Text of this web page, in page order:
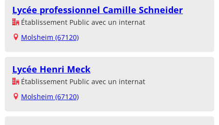
Lycée professionnel Camille Schneider
Établissement Public avec un internat
Molsheim (67120)
Lycée Henri Meck
Établissement Public avec un internat
Molsheim (67120)